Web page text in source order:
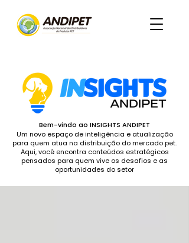
Bem-vindo ao INSIGHTS ANDIPET
Um novo espaço de inteligência e atualização
para quem atua na distribuição do mercado pet.
Aqui, você encontra conteúdos estratégicos
pensados para quem vive os desafios e as
oportunidades do setor